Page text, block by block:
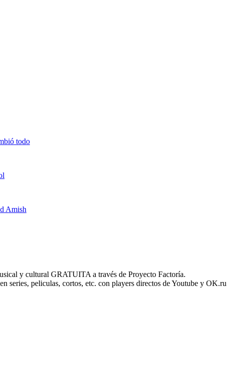
todo
Amish
y cultural GRATUITA a través de Proyecto Factoría.
series, peliculas, cortos, etc. con players directos de Youtube y OK.ru